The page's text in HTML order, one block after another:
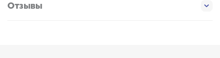
Отзывы